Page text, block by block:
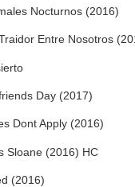
Nocturnos (2016)
Entre Nosotros
Day (2017)
Dont Apply (2016)
Sloane (2016) HC
(2016)